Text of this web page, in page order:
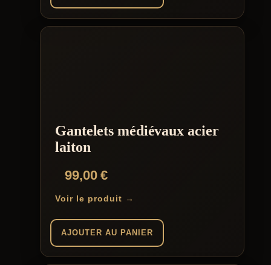
Gantelets médiévaux acier
laiton
99,00€
Voir le produit →
AJOUTER AU PANIER